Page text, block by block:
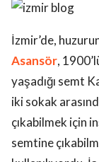
İzmir’de,
Asansör,
yaşadığı semt
iki sokak
çıkabilmek için
semtine